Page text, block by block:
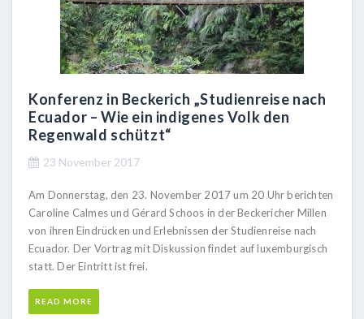
Konferenz in Beckerich „Studienreise nach
Ecuador – Wie ein indigenes Volk den
Regenwald schützt“
23 November 2017
Am Donnerstag, den 23. November 2017 um 20 Uhr berichten
Caroline Calmes und Gérard Schoos in der Beckericher Millen
von ihren Eindrücken und Erlebnissen der Studienreise nach
Ecuador. Der Vortrag mit Diskussion findet auf luxemburgisch
statt. Der Eintritt ist frei.
READ MORE